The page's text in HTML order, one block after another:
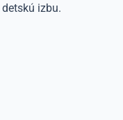
detskú izbu.